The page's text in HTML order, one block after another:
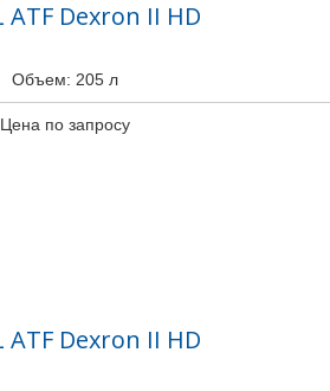
ATF Dexron II HD
Объем: 205 л
Цена по запросу
ATF Dexron II HD